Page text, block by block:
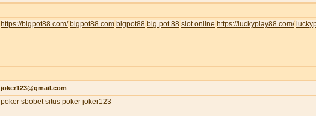
https://bigpot88.com/ bigpot88.com bigpot88 big pot 88 slot online https://luckyplay88.com/
joker123@gmail.com
poker sbobet situs poker joker123